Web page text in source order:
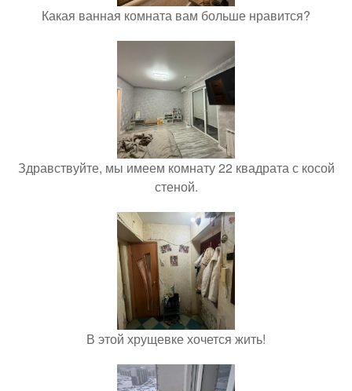
Какая ванная комната вам больше нравится?
Здравствуйте, мы имеем комнату 22 квадрата с косой
стеной.
В этой хрущевке хочется жить!